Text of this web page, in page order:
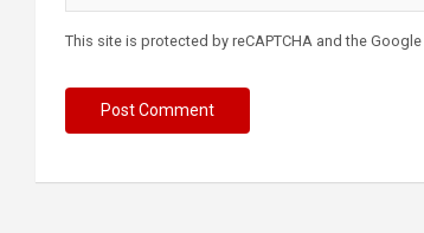
This site is protected by reCAPTCHA and the Google